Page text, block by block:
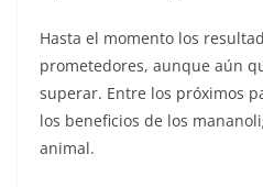
Hasta el momento los
prometedores, aunque aún
superar. Entre los próximos
los beneficios de los
animal.